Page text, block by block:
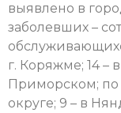
выявлено в
заболевших –
г. Коряжме; 14 –
Приморском; по
округе; 9 – в